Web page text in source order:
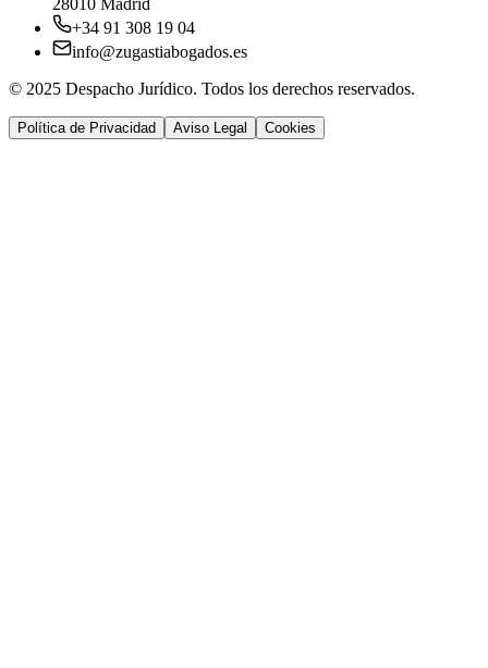
28010 Madrid
+34 91 308 19 04
info@zugastiabogados.es
© 2025 Despacho Jurídico. Todos los derechos reservados.
Política de Privacidad Aviso Legal Cookies